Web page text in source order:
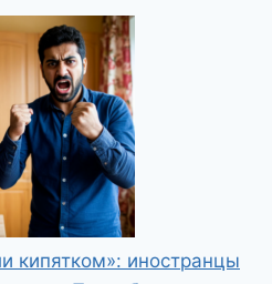
кипятком»: иностранцы